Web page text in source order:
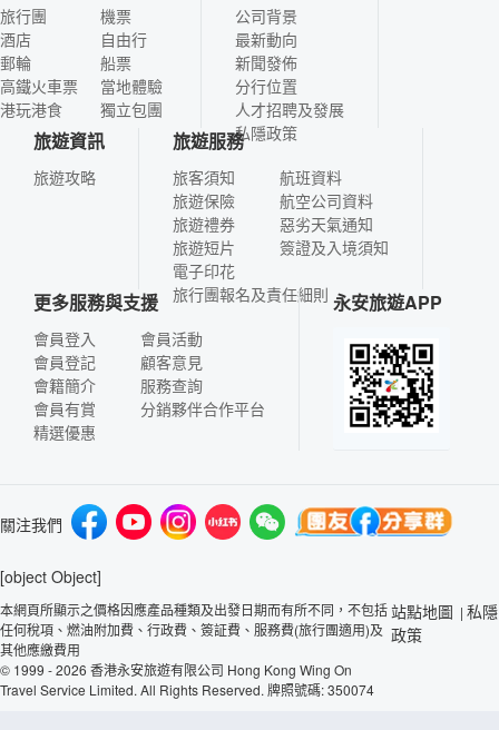
旅行團
酒店
郵輪
高鐵火車票
港玩港食
機票
自由行
船票
當地體驗
獨立包團
公司背景
最新動向
新聞發佈
分行位置
人才招聘及發展
私隱政策
旅遊資訊
旅遊攻略
旅遊服務
旅客須知
旅遊保險
旅遊禮券
旅遊短片
電子印花
航班資料
航空公司資料
惡劣天氣通知
簽證及入境須知
旅行團報名及責任細則
更多服務與支援
會員登入
會員登記
會籍簡介
會員有賞
精選優惠
會員活動
顧客意見
服務查詢
分銷夥伴合作平台
永安旅遊APP
關注我們
[object Object]
本網頁所顯示之價格因應產品種類及出發日期而有所不同，不包括
任何稅項、燃油附加費、行政費、簽証費、服務費(旅行團適用)及
其他應繳費用
© 1999 - 2026 香港永安旅遊有限公司 Hong Kong Wing On
Travel Service Limited. All Rights Reserved. 牌照號碼: 350074
站點地圖 | 私隱
政策